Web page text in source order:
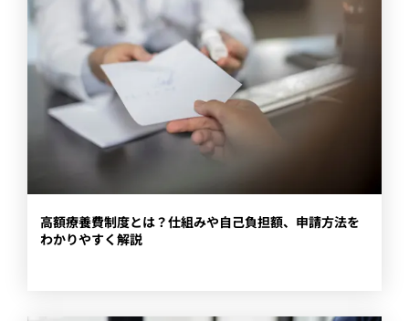
​高額療養費制度とは？仕組みや自己負担額、申請方法を
わかりやすく解説